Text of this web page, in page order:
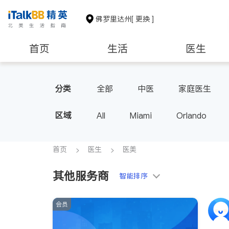
佛罗里达州[ 更换 ]
首页 生活 医生
分类 全部 中医 家庭医生
区域 All Miami Orlando
首页 医生 医美
其他服务商 智能排序
会员